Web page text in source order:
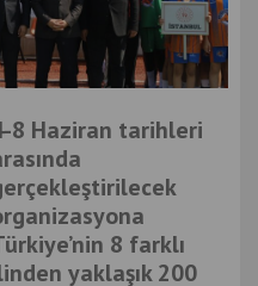
8 Haziran tarihleri
8 farklı
yaklaşık 200